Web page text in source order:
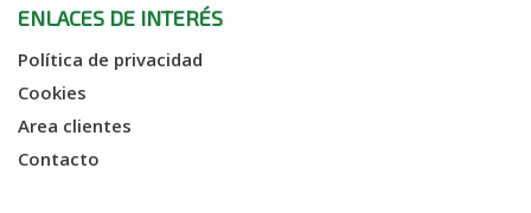
ENLACES DE INTERÉS
Política de privacidad
Cookies
Area clientes
Contacto